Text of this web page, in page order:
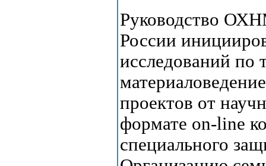
Руководство
России
исследований по
проектов от
формате on-line
специального